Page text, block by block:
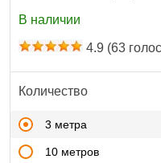
В наличии
4.9 (63
Количество
3 метра
10 метров